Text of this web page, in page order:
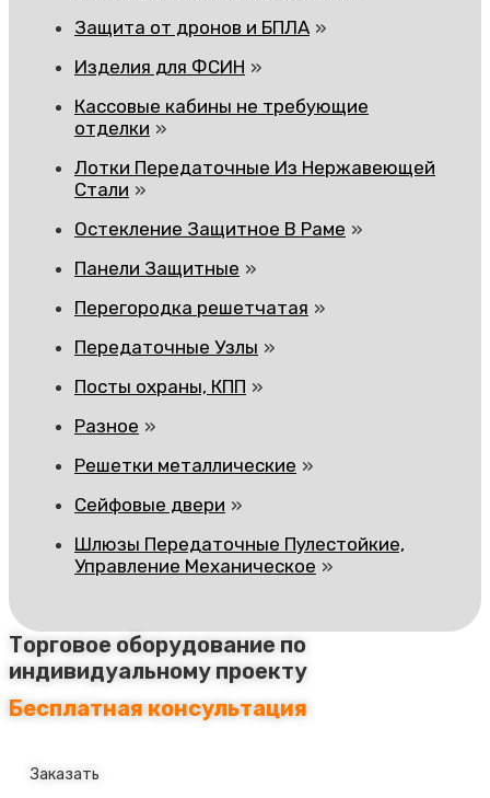
Защита от дронов и БПЛА
Изделия для ФСИН
Кассовые кабины не требующие
отделки
Лотки Передаточные Из Нержавеющей
Стали
Остекление Защитное В Раме
Панели Защитные
Перегородка решетчатая
Передаточные Узлы
Посты охраны, КПП
Разное
Решетки металлические
Сейфовые двери
Шлюзы Передаточные Пулестойкие,
Управление Механическое
Торговое оборудование по
индивидуальному проекту
Бесплатная консультация
Заказать